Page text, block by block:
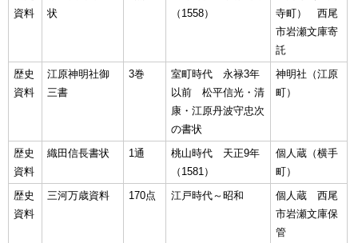
資料
状
（1558）
寺町） 西尾
市岩瀬文庫寄
託
歴史
資料
江原神明社御
三書
3巻
室町時代 永禄3年
以前 松平信光・清
康・江原丹波守忠次
の書状
神明社（江原
町）
歴史
資料
織田信長書状 1通
桃山時代 天正9年
（1581）
個人蔵（横手
町）
歴史
資料
三河万歳資料 170点 江戸時代～昭和
個人蔵 西尾
市岩瀬文庫保
管